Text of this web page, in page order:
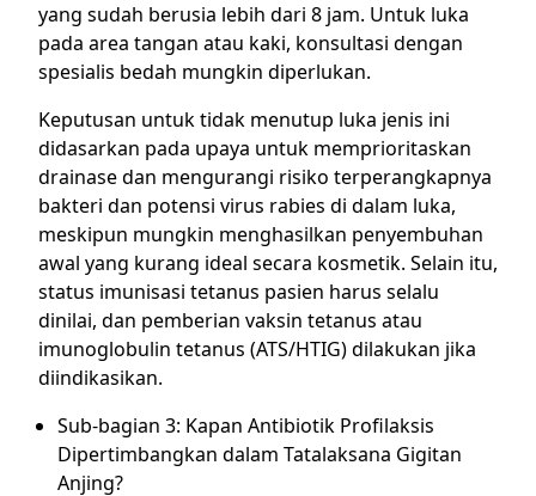
yang sudah berusia lebih dari 8 jam. Untuk luka
pada area tangan atau kaki, konsultasi dengan
spesialis bedah mungkin diperlukan.
Keputusan untuk tidak menutup luka jenis ini
didasarkan pada upaya untuk memprioritaskan
drainase dan mengurangi risiko terperangkapnya
bakteri dan potensi virus rabies di dalam luka,
meskipun mungkin menghasilkan penyembuhan
awal yang kurang ideal secara kosmetik. Selain itu,
status imunisasi tetanus pasien harus selalu
dinilai, dan pemberian vaksin tetanus atau
imunoglobulin tetanus (ATS/HTIG) dilakukan jika
diindikasikan.
Sub-bagian 3: Kapan Antibiotik Profilaksis
Dipertimbangkan dalam Tatalaksana Gigitan
Anjing?